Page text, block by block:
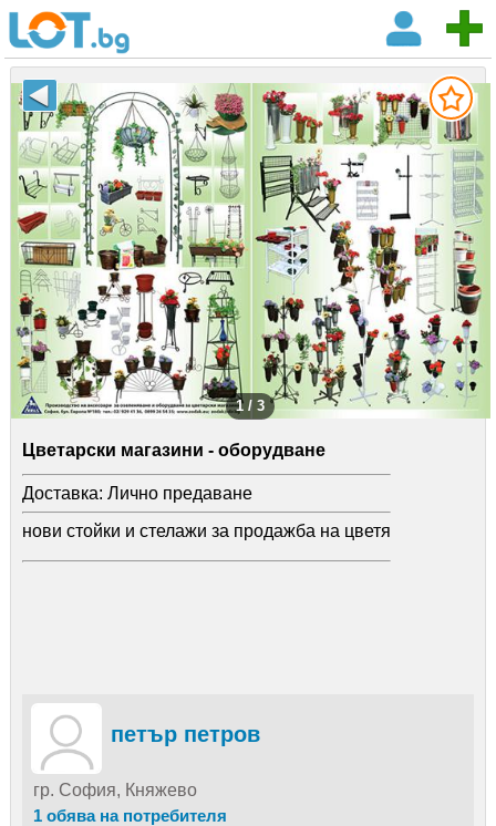
1 / 3
Цветарски магазини - оборудване
Доставка: Лично предаване
нови стойки и стелажи за продажба на цветя
петър петров
гр. София, Княжево
1 обява на потребителя